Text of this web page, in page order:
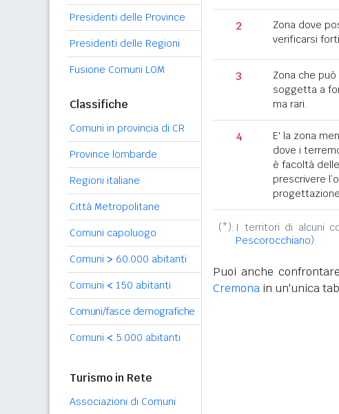
Presidenti delle Province
Presidenti delle Regioni
Fusione Comuni LOM
Classifiche
Comuni in provincia di CR
Province lombarde
Regioni italiane
Città Metropolitane
Comuni capoluogo
Comuni > 60.000 abitanti
Comuni < 150 abitanti
Comuni/fasce demografiche
Comuni < 5.000 abitanti
Turismo in Rete
Associazioni di Comuni
2
Zona dove
verificarsi
3
Zona che
soggetta a
ma rari.
4
E' la zona
dove i
è facoltà
prescrivere
(*): I territori di alcuni
Pescorocchiano).
Puoi anche
Cremona in un'unica